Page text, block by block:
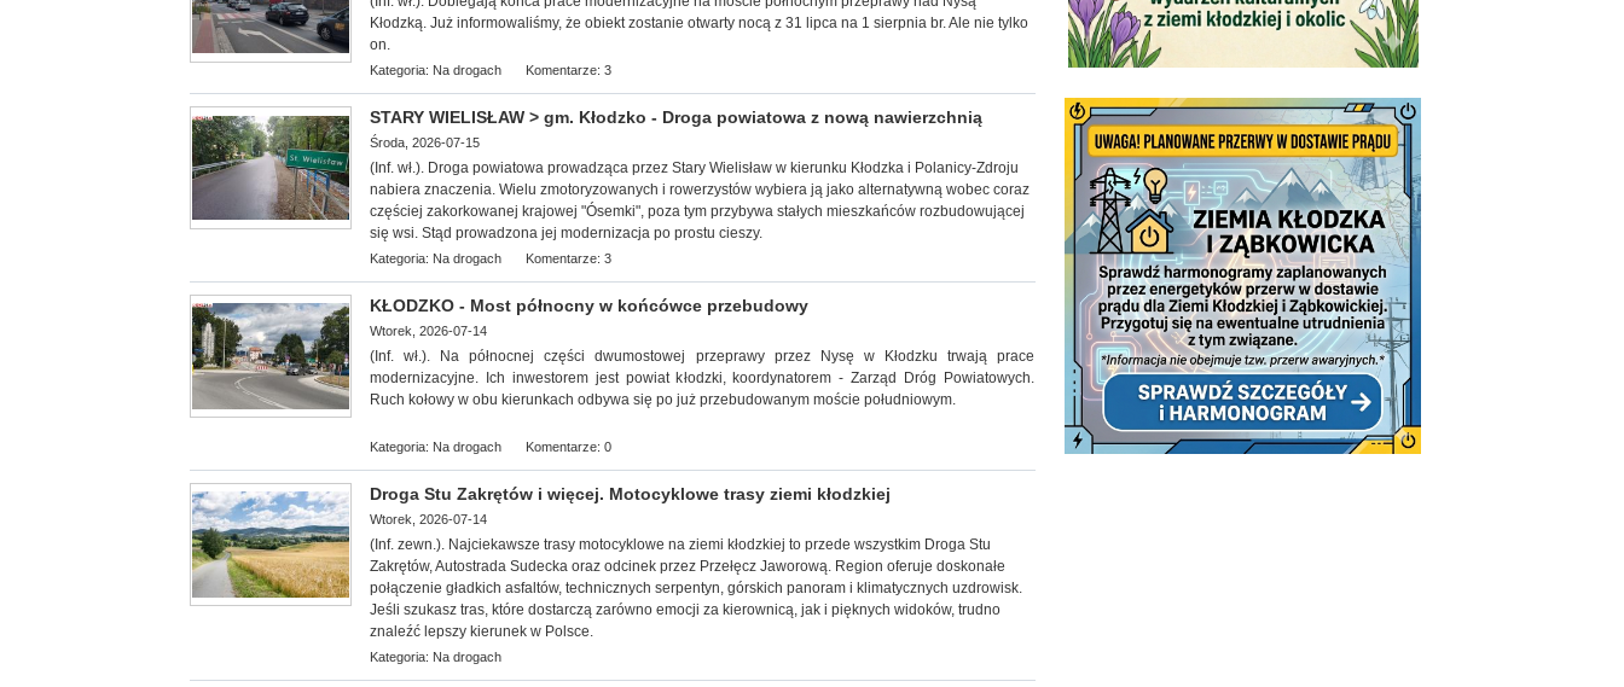
Kłodzką. Już informowaliśmy, że obiekt zostanie otwarty nocą z 31 lipca na 1 sierpnia br. Ale nie tylko
on.
Kategoria: Na drogach Komentarze: 3
STARY WIELISŁAW > gm. Kłodzko - Droga powiatowa z nową nawierzchnią
Środa, 2026-07-15
(Inf. wł.). Droga powiatowa prowadząca przez Stary Wielisław w kierunku Kłodzka i Polanicy-Zdroju
nabiera znaczenia. Wielu zmotoryzowanych i rowerzystów wybiera ją jako alternatywną wobec coraz
częściej zakorkowanej krajowej "Ósemki", poza tym przybywa stałych mieszkańców rozbudowującej
się wsi. Stąd prowadzona jej modernizacja po prostu cieszy.
Kategoria: Na drogach Komentarze: 3
KŁODZKO - Most północny w końcówce przebudowy
Wtorek, 2026-07-14
(Inf. wł.). Na północnej części dwumostowej przeprawy przez Nysę w Kłodzku trwają prace
modernizacyjne. Ich inwestorem jest powiat kłodzki, koordynatorem - Zarząd Dróg Powiatowych.
Ruch kołowy w obu kierunkach odbywa się po już przebudowanym moście południowym.
Kategoria: Na drogach Komentarze: 0
Droga Stu Zakrętów i więcej. Motocyklowe trasy ziemi kłodzkiej
Wtorek, 2026-07-14
(Inf. zewn.). Najciekawsze trasy motocyklowe na ziemi kłodzkiej to przede wszystkim Droga Stu
Zakrętów, Autostrada Sudecka oraz odcinek przez Przełęcz Jaworową. Region oferuje doskonałe
połączenie gładkich asfaltów, technicznych serpentyn, górskich panoram i klimatycznych uzdrowisk.
Jeśli szukasz tras, które dostarczą zarówno emocji za kierownicą, jak i pięknych widoków, trudno
znaleźć lepszy kierunek w Polsce.
Kategoria: Na drogach